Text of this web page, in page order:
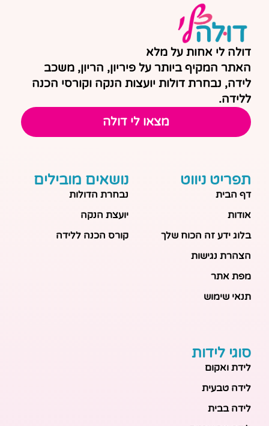
דולה לי אחות על מלא
האתר המקיף ביותר על פיריון, הריון, משכב
לידה, נבחרת דולות יועצות הנקה וקורסי הכנה
ללידה.
מצאו לי דולה
תפריט ניווט
דף הבית
אודות
בלוג ידע זה הכוח שלך
הצהרת נגישות
מפת אתר
תנאי שימוש
נושאים מובילים
נבחרת הדולות
יועצת הנקה
קורס הכנה ללידה
סוגי לידות
לידת ואקום
לידה טבעית
לידה בבית